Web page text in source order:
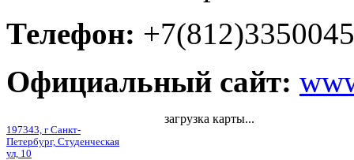
Телефон: +7(812)3350045
Официальный сайт:
197343, г Санкт-
Петербург, Студенческая
ул, 10
загрузка карты...